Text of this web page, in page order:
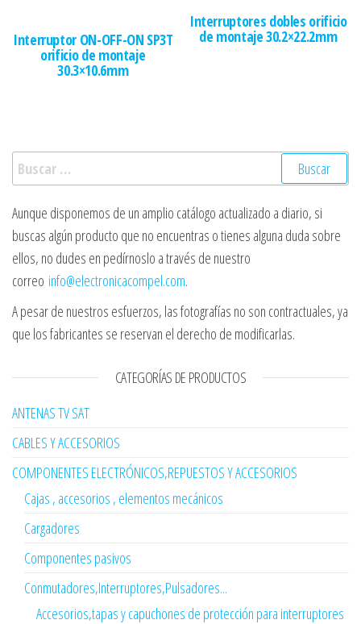
Interruptor ON-OFF-ON SP3T
orificio de montaje
30.3×10.6mm
Interruptores dobles orificio
de montaje 30.2×22.2mm
Buscar:
Aunque disponemos de un amplio catálogo actualizado a diario, si
buscas algún producto que no encuentras o tienes alguna duda sobre
ellos, no dudes en pedírnoslo a través de nuestro
correo info@electronicacompel.com.
A pesar de nuestros esfuerzos, las fotografías no son contractuales, ya
que los fabricantes se reservan el derecho de modificarlas.
CATEGORÍAS DE PRODUCTOS
ANTENAS TV SAT
CABLES Y ACCESORIOS
COMPONENTES ELECTRÓNICOS,REPUESTOS Y ACCESORIOS
Cajas , accesorios , elementos mecánicos
Cargadores
Componentes pasivos
Conmutadores,Interruptores,Pulsadores...
Accesorios,tapas y capuchones de protección para interruptores